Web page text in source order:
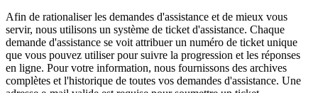
Afin de rationaliser les demandes d'assistance et de mieux vous
servir, nous utilisons un système de ticket d'assistance. Chaque
demande d'assistance se voit attribuer un numéro de ticket unique
que vous pouvez utiliser pour suivre la progression et les réponses
en ligne. Pour votre information, nous fournissons des archives
complètes et l'historique de toutes vos demandes d'assistance. Une